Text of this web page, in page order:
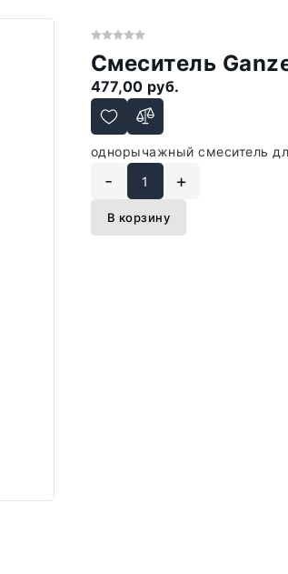
Смеситель
477,00 руб.
однорычажный смеситель
- +
В корзину